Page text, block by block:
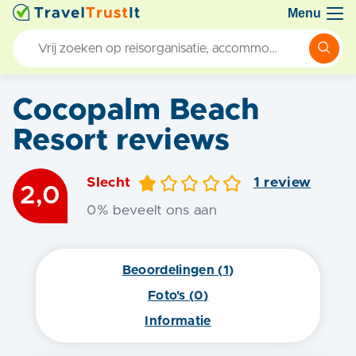
Menu
Cocopalm Beach
Resort reviews
2,0
Slecht 1 review
0% beveelt ons aan
Beoordelingen (1)
Foto's (0)
Informatie